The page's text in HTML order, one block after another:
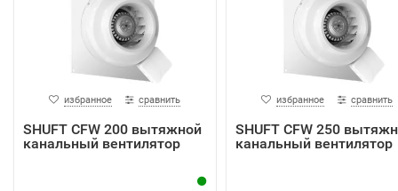
избранное сравнить
SHUFT CFW 200 вытяжной
канальный вентилятор
избранное сравнить
SHUFT CFW 250
канальный вентилятор